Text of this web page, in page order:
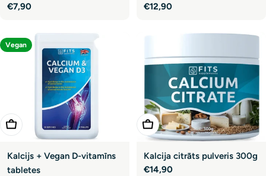
Parastā
€7,90
Parastā
€12,90
Vegan
Pievienot Grozam
Kalcijs + Vegan D-vitamīns
tabletes
Pievienot Grozam
Kalcija citrāts pulveris 300g
Parastā
€14,90